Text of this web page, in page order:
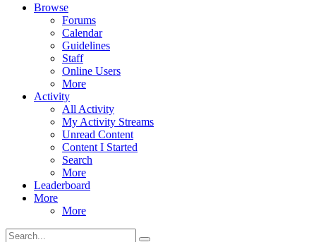
Browse
Forums
Calendar
Guidelines
Staff
Online Users
More
Activity
All Activity
My Activity Streams
Unread Content
Content I Started
Search
More
Leaderboard
More
More